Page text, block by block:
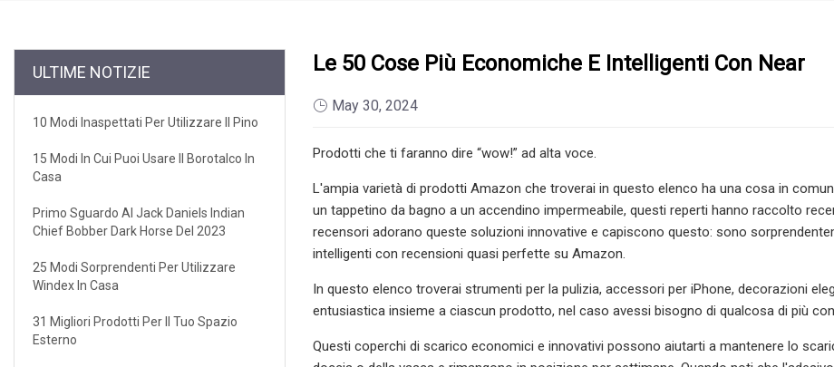
ULTIME NOTIZIE
10 Modi Inaspettati Per Utilizzare Il Pino
15 Modi In Cui Puoi Usare Il Borotalco In
Casa
Primo Sguardo Al Jack Daniels Indian
Chief Bobber Dark Horse Del 2023
25 Modi Sorprendenti Per Utilizzare
Windex In Casa
31 Migliori Prodotti Per Il Tuo Spazio
Esterno
Le 50 Cose Più Economiche E Intelligenti Con Near
May 30, 2024
Prodotti che ti faranno dire “wow!” ad alta voce.
L'ampia varietà di prodotti Amazon che troverai in questo elenco ha una cosa in
un tappetino da bagno a un accendino impermeabile, questi reperti hanno raccolto
recensori adorano queste soluzioni innovative e capiscono questo: sono
intelligenti con recensioni quasi perfette su Amazon.
In questo elenco troverai strumenti per la pulizia, accessori per iPhone, decorazioni
entusiastica insieme a ciascun prodotto, nel caso avessi bisogno di qualcosa di più
Questi coperchi di scarico economici e innovativi possono aiutarti a mantenere lo